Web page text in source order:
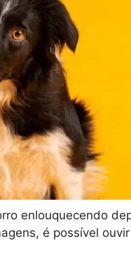
enlouquecendo
é possível